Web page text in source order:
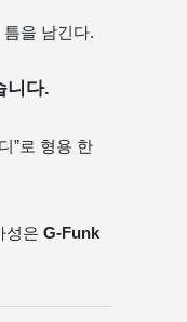
을 남긴다.
니다.
”로 형용 한
성은 G-Funk